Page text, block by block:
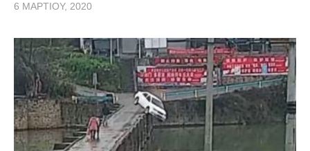
6 ΜΑΡΤΊΟΥ, 2020